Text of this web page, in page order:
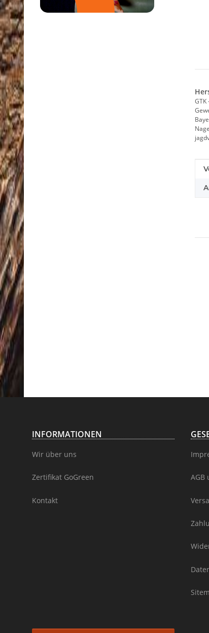
GTK
INFORMATIONEN
Wir über uns
Zertifikat GoGreen
Kontakt
AGB